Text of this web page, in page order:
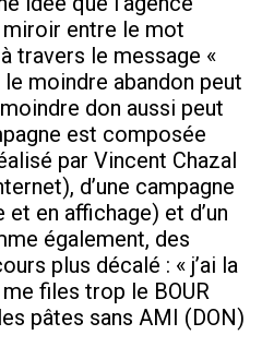
entre le mot
travers le message «
moindre abandon peut
don aussi peut
est composée
par Vincent Chazal
d’une campagne
en affichage) et d’un
également, des
plus décalé : « j’ai la
files trop le BOUR
pâtes sans AMI (DON)